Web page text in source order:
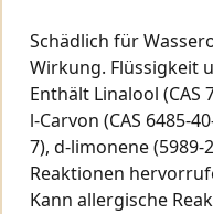
Schädlich für
Wirkung. Flüssigkeit
Enthält Linalool (CAS
l-Carvon (CAS 6485-
7), d-limonene (5989-
Reaktionen
Kann allergische